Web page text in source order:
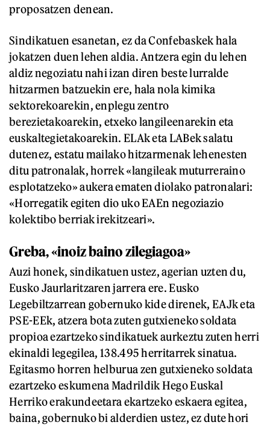
proposatzen denean.
Sindikatuen esanetan, ez da Confebaskek hala
jokatzen duen lehen aldia. Antzera egin du lehen
aldiz negoziatu nahi izan diren beste lurralde
hitzarmen batzuekin ere, hala nola kimika
sektorekoarekin, enplegu zentro
berezietakoarekin, etxeko langileenarekin eta
euskaltegietakoarekin. ELAk eta LABek salatu
dutenez, estatu mailako hitzarmenak lehenesten
ditu patronalak, horrek «langileak muturreraino
esplotatzeko» aukera ematen diolako patronalari:
«Horregatik egiten dio uko EAEn negoziazio
kolektibo berriak irekitzeari».
Greba, «inoiz baino zilegiagoa»
Auzi honek, sindikatuen ustez, agerian uzten du,
Eusko Jaurlaritzaren jarrera ere. Eusko
Legebiltzarrean gobernuko kide direnek, EAJk eta
PSE-EEk, atzera bota zuten gutxieneko soldata
propioa ezartzeko sindikatuek aurkeztu zuten herri
ekinaldi legegilea, 138.495 herritarrek sinatua.
Egitasmo horren helburua zen gutxieneko soldata
ezartzeko eskumena Madrildik Hego Euskal
Herriko erakundeetara ekartzeko eskaera egitea,
baina, gobernuko bi alderdien ustez, ez dute hori